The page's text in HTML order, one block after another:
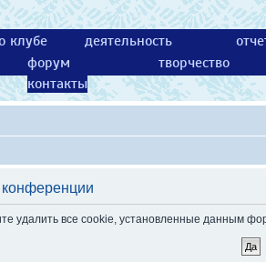
клубе деятельность
форум
творчество
контакты
удалить все cookie, установленные данным